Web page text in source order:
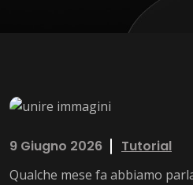
9 Giugno 2026 Tutorial
Qualche mese fa abbiamo